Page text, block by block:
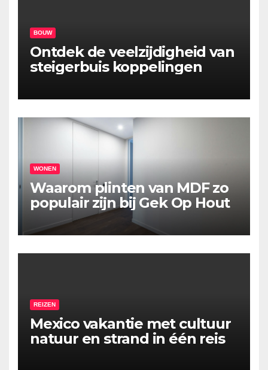
BOUW
Ontdek de veelzijdigheid van
steigerbuis koppelingen
WONEN
Waarom plinten van MDF zo
populair zijn bij Gek Op Hout
REIZEN
Mexico vakantie met cultuur
natuur en strand in één reis